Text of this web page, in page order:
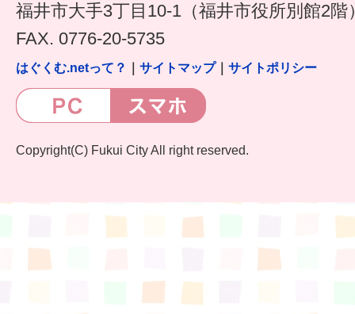
福井市大手3丁目10-1（福井市役所別館2階
FAX. 0776-20-5735
はぐくむ.netって？ サイトマップ｜ サイトポリシー
Copyright(C) Fukui City All right reserved.